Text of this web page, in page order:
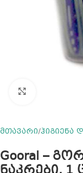
მთავარი ჰიგიენა
Gooral –